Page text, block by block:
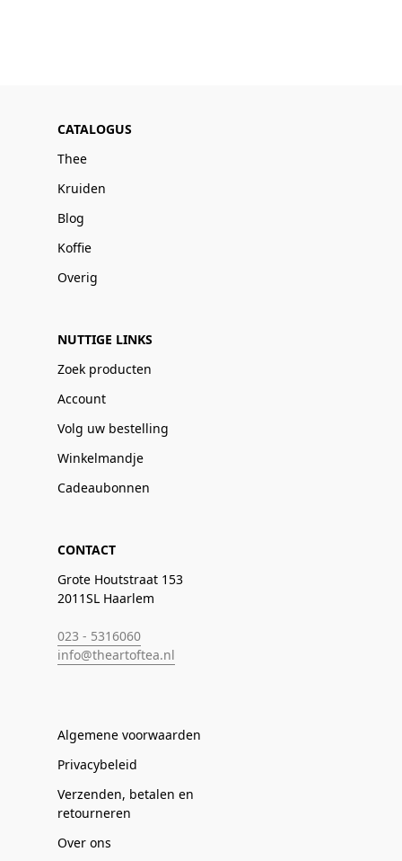
CATALOGUS
Thee
Kruiden
Blog
Koffie
Overig
NUTTIGE LINKS
Zoek producten
Account
Volg uw bestelling
Winkelmandje
Cadeaubonnen
CONTACT
Grote Houtstraat 153
2011SL Haarlem
023 - 5316060
info@theartoftea.nl
Algemene voorwaarden
Privacybeleid
Verzenden, betalen en
retourneren
Over ons